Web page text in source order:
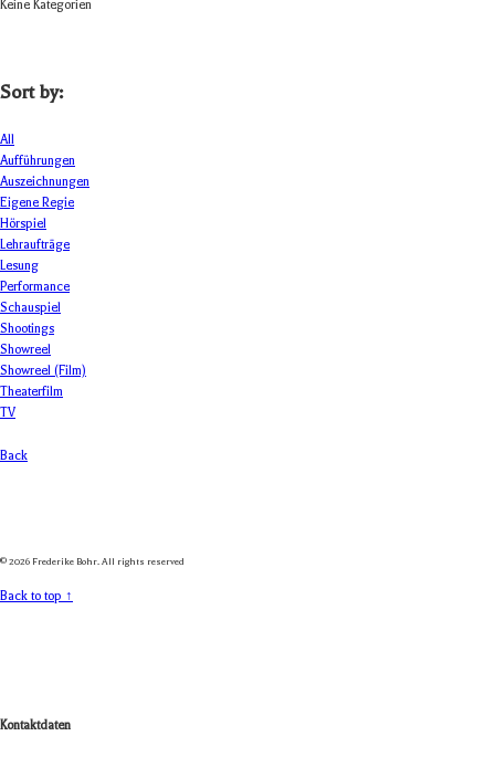
Keine Kategorien
Sort by:
All
Aufführungen
Auszeichnungen
Eigene Regie
Hörspiel
Lehraufträge
Lesung
Performance
Schauspiel
Shootings
Showreel
Showreel (Film)
Theaterfilm
TV
Back
© 2026 Frederike Bohr. All rights reserved
Back to top ↑
Kontaktdaten